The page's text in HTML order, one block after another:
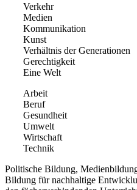
Verkehr
Medien
Kommunikation
Kunst
Verhältnis der Generationen
Gerechtigkeit
Eine Welt
Arbeit
Beruf
Gesundheit
Umwelt
Wirtschaft
Technik
Politische Bildung,
Bildung für nachhaltige